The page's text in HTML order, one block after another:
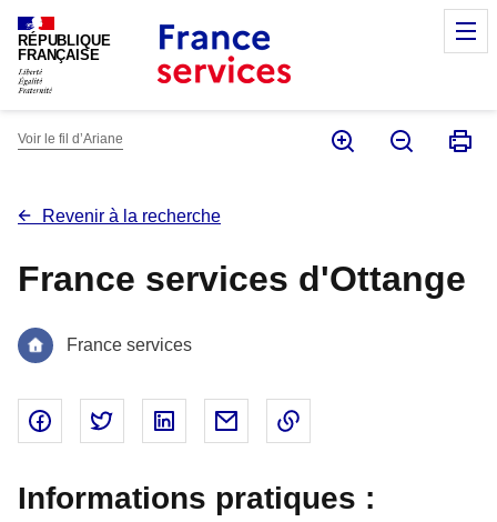
RÉPUBLIQUE
FRANÇAISE
Voir le fil d’Ariane
Revenir à la recherche
France services d'Ottange
France services
Partager sur Facebook - nouvelle fenêtre
Partager sur Twitter - nouvelle fenêtre
Partager sur Linked In - nouvelle
Partager par email - nouvelle
Informations pratiques :